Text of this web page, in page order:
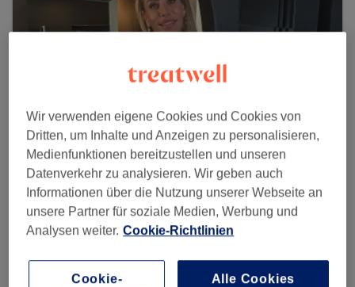
NM Permanent Make-Up
Lohmeyerstraße 2, Charlottenburg, 10587 Berlin
Wir verwenden eigene Cookies und Cookies von
Dritten, um Inhalte und Anzeigen zu personalisieren,
Medienfunktionen bereitzustellen und unseren
Datenverkehr zu analysieren. Wir geben auch
Informationen über die Nutzung unserer Webseite an
unsere Partner für soziale Medien, Werbung und
Analysen weiter. Cookie-Richtlinien
Cookie-
Alle Cookies